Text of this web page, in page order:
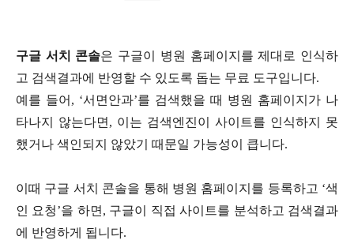
구글 서치 콘솔은 구글이 병원 홈페이지를 제대로 인식하
고 검색결과에 반영할 수 있도록 돕는 무료 도구입니다.
예를 들어 , ‘서면안과’를 검색했을 때 병원 홈페이지가 나
타나지 않는다면 , 이는 검색엔진이 사이트를 인식하지 못
했거나 색인되지 않았기 때문일 가능성이 큽니다.
이때 구글 서치 콘솔을 통해 병원 홈페이지를 등록하고 ‘색
인 요청’을 하면 , 구글이 직접 사이트를 분석하고 검색결과
에 반영하게 됩니다.